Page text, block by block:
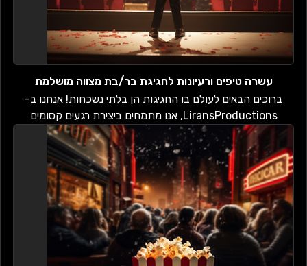
עשרה טיפים ורעיונות לחגיגת בר/בת מצווה מושלמת
ברוכים הבאים לעולם בו החגיגות הן בלתי נשכחות! אנחנו ב-
LiransProductions, אנו מתמחים ביצירת רגעים קסומים
באמצעות המומחיות שלנו בעריכת...